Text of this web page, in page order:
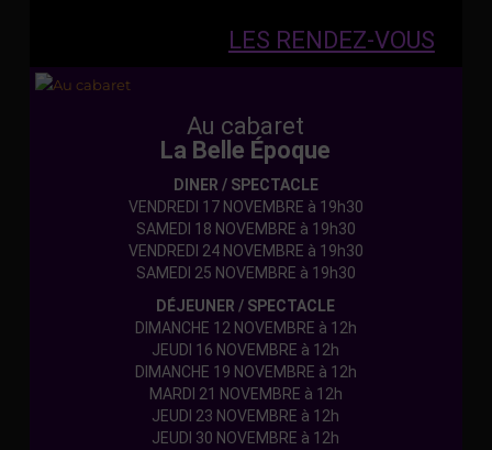
LES RENDEZ-VOUS
Au cabaret
La Belle Époque
DINER / SPECTACLE
VENDREDI 17 NOVEMBRE à 19h30
SAMEDI 18 NOVEMBRE à 19h30
VENDREDI 24 NOVEMBRE à 19h30
SAMEDI 25 NOVEMBRE à 19h30
DÉJEUNER / SPECTACLE
DIMANCHE 12 NOVEMBRE à 12h
JEUDI 16 NOVEMBRE à 12h
DIMANCHE 19 NOVEMBRE à 12h
MARDI 21 NOVEMBRE à 12h
JEUDI 23 NOVEMBRE à 12h
JEUDI 30 NOVEMBRE à 12h